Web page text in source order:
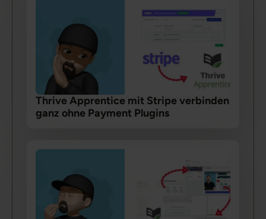
Thrive Apprentice mit Stripe verbinden
ganz ohne Payment Plugins